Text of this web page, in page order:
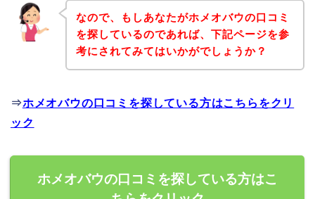
なので、もしあなたがホメオバウの口コミ
を探しているのであれば、下記ページを参
考にされてみてはいかがでしょうか？
⇒ホメオバウの口コミを探している方はこちらをクリ
ック
ホメオバウの口コミを探している方はこ